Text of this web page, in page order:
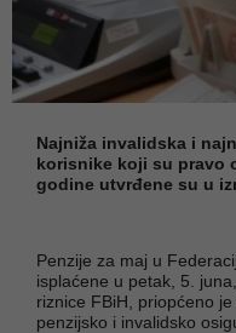
Najniža invalidska i
korisnike koji su pravo
godine utvrđene su u
Penzije za maj u
isplaćene u petak, 5.
riznice FBiH, priopćeno
penzijsko i invalidsko